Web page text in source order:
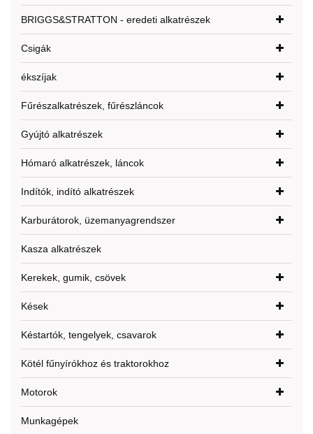
BRIGGS&STRATTON - eredeti alkatrészek
Csigák
ékszíjak
Fűrészalkatrészek, fűrészláncok
Gyújtó alkatrészek
Hómaró alkatrészek, láncok
Indítók, indító alkatrészek
Karburátorok, üzemanyagrendszer
Kasza alkatrészek
Kerekek, gumik, csövek
Kések
Késtartók, tengelyek, csavarok
Kötél fűnyírókhoz és traktorokhoz
Motorok
Munkagépek